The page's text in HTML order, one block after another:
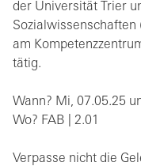
der Universität Trier
Sozialwissenschaften
am
tätig.
Wann? Mi, 07.05.25
Wo? FAB | 2.01
Verpasse nicht die